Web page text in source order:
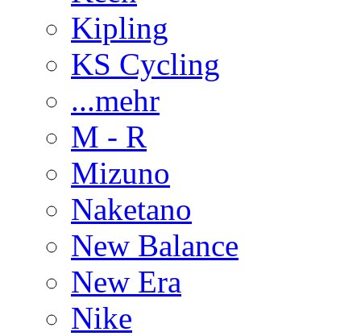
Kipling
KS Cycling
...mehr
M - R
Mizuno
Naketano
New Balance
New Era
Nike